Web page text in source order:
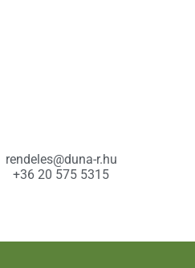
rendeles@duna-r.hu
+36 20 575 5315